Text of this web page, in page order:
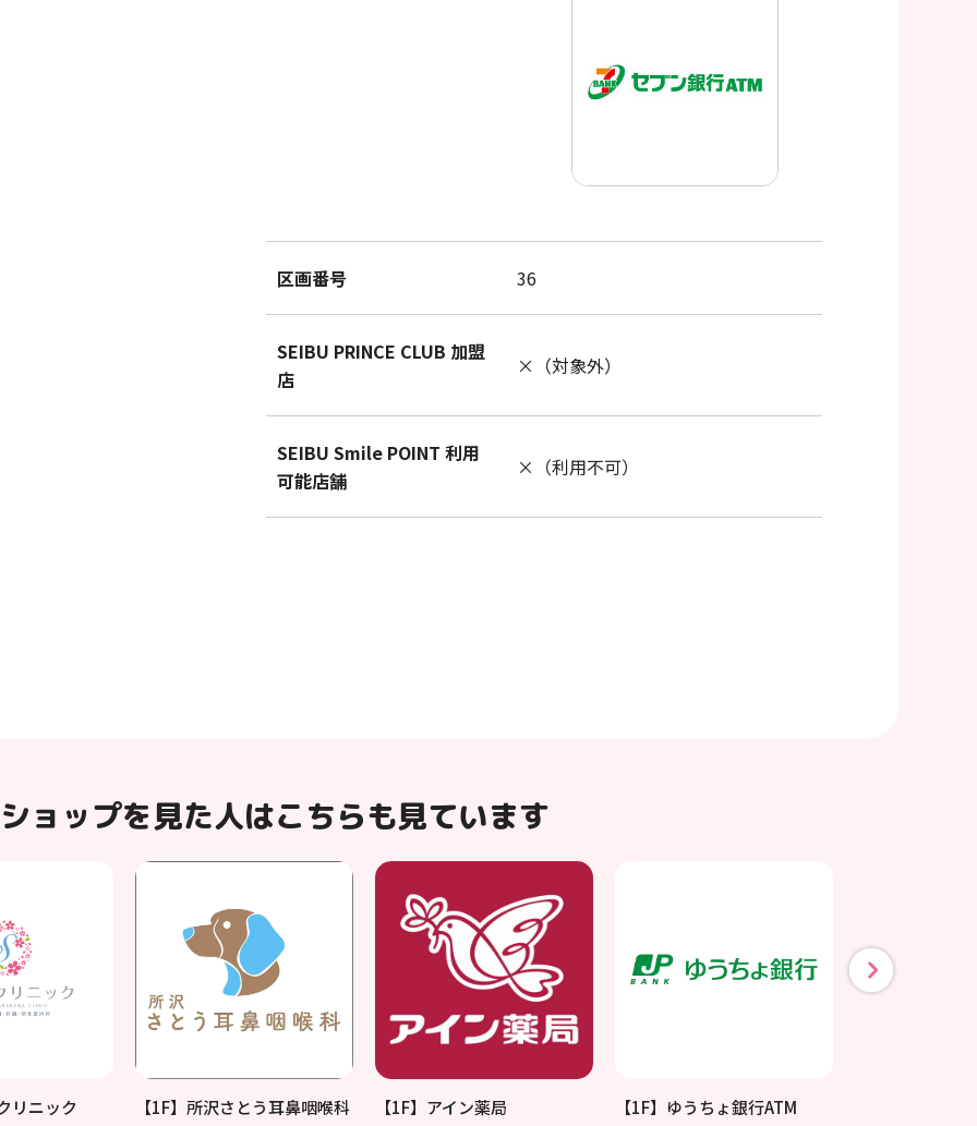
区画番号 36
SEIBU PRINCE CLUB 加盟
店
×（対象外）
SEIBU Smile POINT 利用
可能店舗
×（利用不可）
ョップを見た人はこちらも見ています
リニック 【1F】所沢さとう耳鼻咽喉科 【1F】アイン薬局 【1F】ゆうちょ銀行ATM